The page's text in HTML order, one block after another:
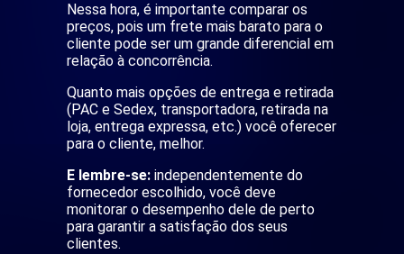
Nessa hora, é importante comparar os
preços, pois um frete mais barato para o
cliente pode ser um grande diferencial em
relação à concorrência.
Quanto mais opções de entrega e retirada
(PAC e Sedex, transportadora, retirada na
loja, entrega expressa, etc.) você oferecer
para o cliente, melhor.
E lembre-se: independentemente do
fornecedor escolhido, você deve
monitorar o desempenho dele de perto
para garantir a satisfação dos seus
clientes.